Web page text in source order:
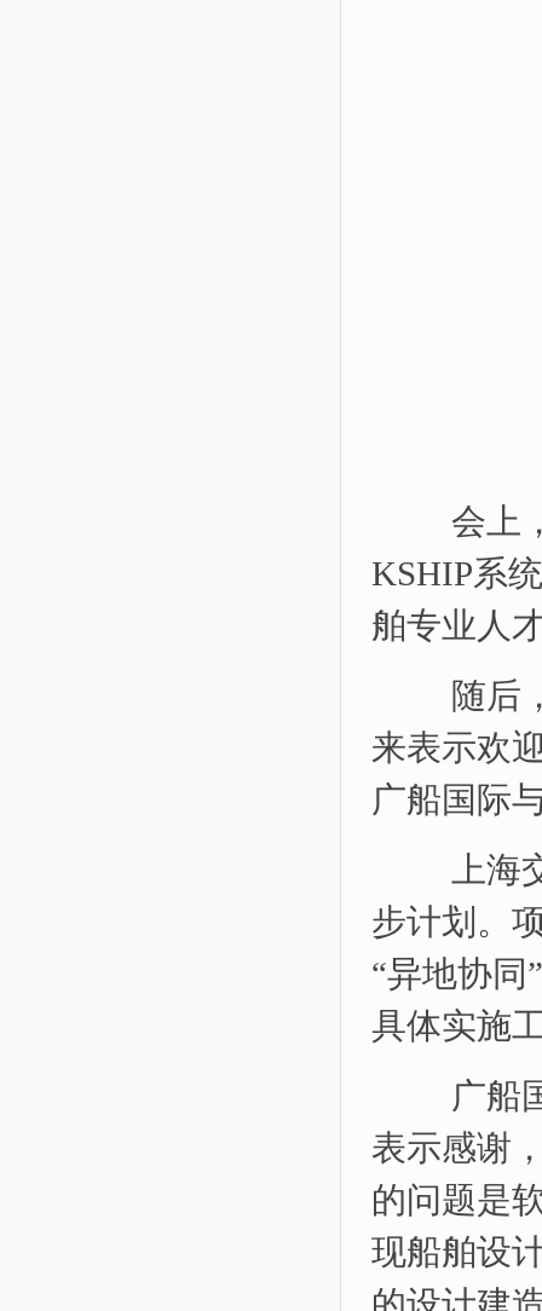
会上，
KSHIP系
舶专业人
随后，
来表示欢
广船国际
上海交
步计划。
“异地协
具体实施
广船国
表示感谢
的问题是
现船舶设